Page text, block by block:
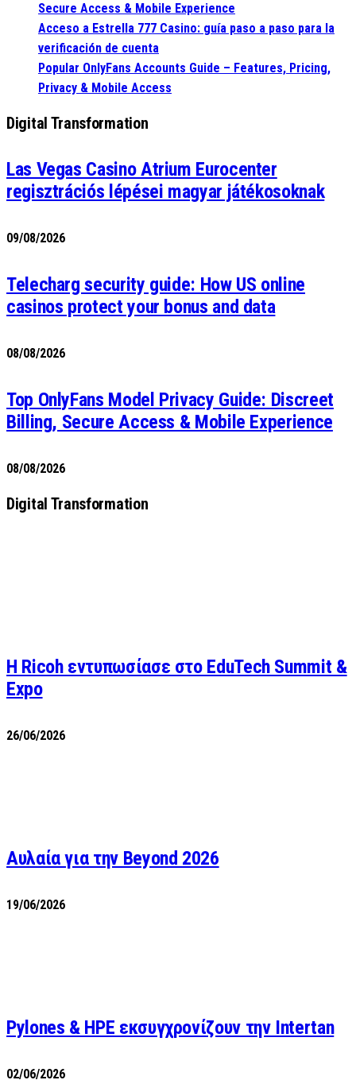
Secure Access & Mobile Experience
Acceso a Estrella 777 Casino: guía paso a paso para la
verificación de cuenta
Popular OnlyFans Accounts Guide – Features, Pricing,
Privacy & Mobile Access
Digital Transformation
Las Vegas Casino Atrium Eurocenter
regisztrációs lépései magyar játékosoknak
09/08/2026
Telecharg security guide: How US online
casinos protect your bonus and data
08/08/2026
Top OnlyFans Model Privacy Guide: Discreet
Billing, Secure Access & Mobile Experience
08/08/2026
Digital Transformation
Η Ricoh εντυπωσίασε στο EduTech Summit &
Expo
26/06/2026
Αυλαία για την Beyond 2026
19/06/2026
Pylones & HPE εκσυγχρονίζουν την Intertan
02/06/2026